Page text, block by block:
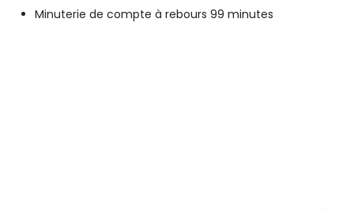
Minuterie de compte à rebours 99 minutes